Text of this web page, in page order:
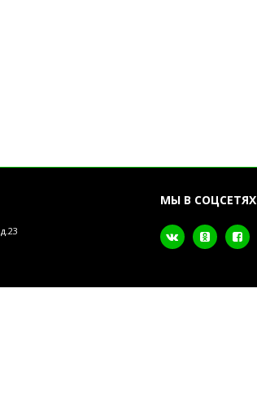
МЫ В СОЦСЕТЯХ